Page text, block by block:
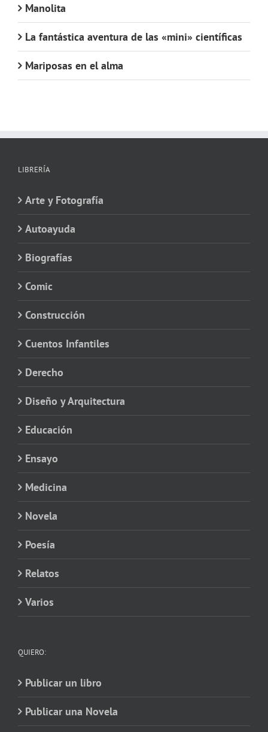
Manolita
La fantástica aventura de las «mini» científicas
Mariposas en el alma
LIBRERÍA
Arte y Fotografía
Autoayuda
Biografías
Comic
Construcción
Cuentos Infantiles
Derecho
Diseño y Arquitectura
Educación
Ensayo
Medicina
Novela
Poesía
Relatos
Varios
QUIERO:
Publicar un libro
Publicar una Novela